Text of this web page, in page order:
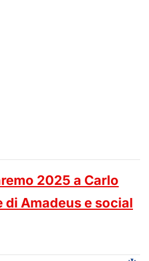
2025 a Carlo
di Amadeus e social